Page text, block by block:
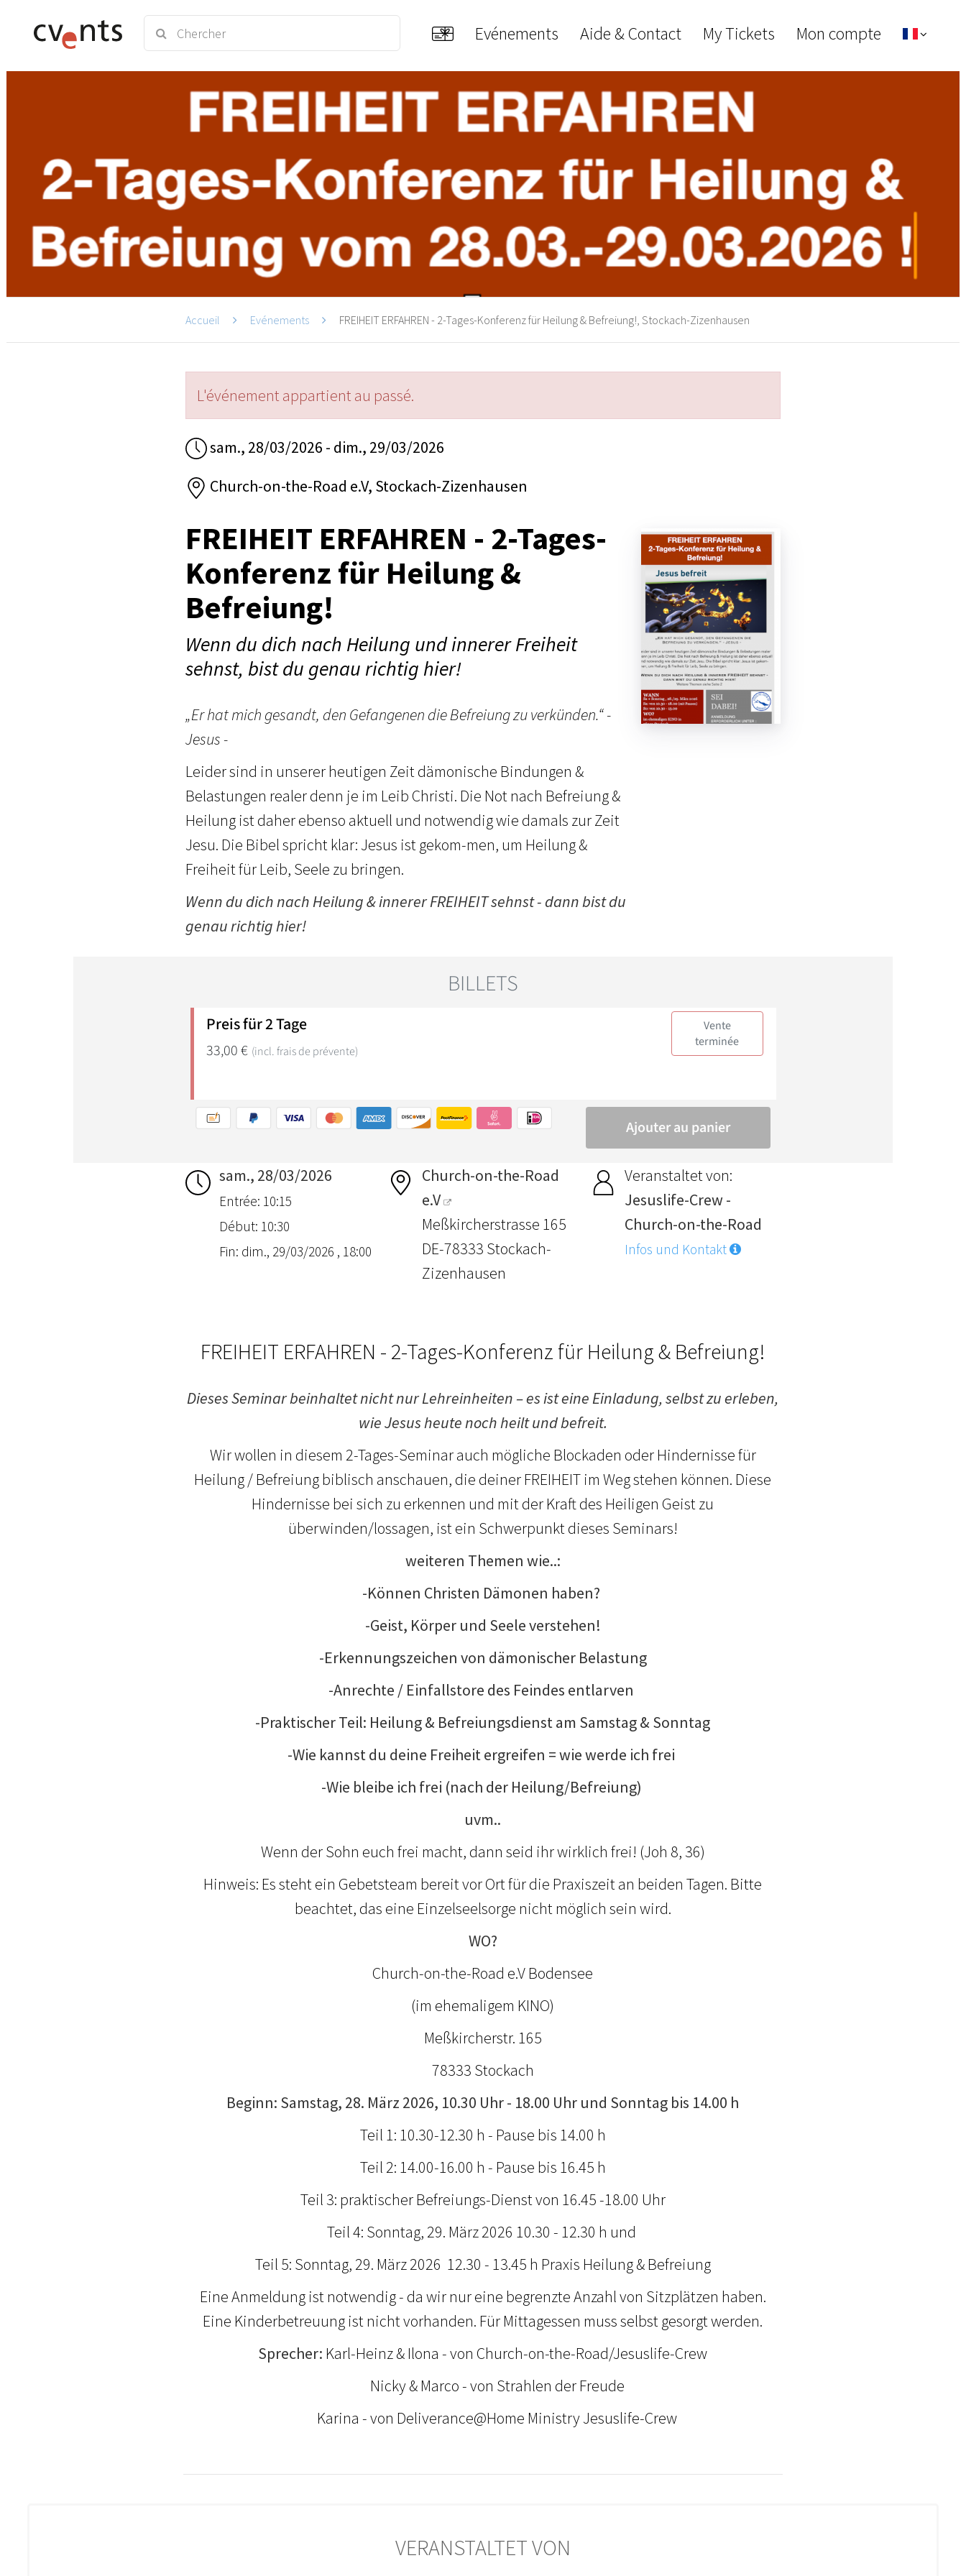
Evénements Aide & Contact My Tickets Mon compte
Accueil Evénements FREIHEIT ERFAHREN - 2-Tages-Konferenz für Heilung & Befreiung!, Stockach-Zizenhausen
L'événement appartient au passé.
sam., 28/03/2026 - dim., 29/03/2026
Church-on-the-Road e.V, Stockach-Zizenhausen
FREIHEIT ERFAHREN - 2-Tages-
Konferenz für Heilung &
Befreiung!
Wenn du dich nach Heilung und innerer Freiheit
sehnst, bist du genau richtig hier!
„Er hat mich gesandt, den Gefangenen die Befreiung zu verkünden.“ -
Jesus -
Leider sind in unserer heutigen Zeit dämonische Bindungen &
Belastungen realer denn je im Leib Christi. Die Not nach Befreiung &
Heilung ist daher ebenso aktuell und notwendig wie damals zur Zeit
Jesu. Die Bibel spricht klar: Jesus ist gekom-men, um Heilung &
Freiheit für Leib, Seele zu bringen.
Wenn du dich nach Heilung & innerer FREIHEIT sehnst - dann bist du
genau richtig hier!
sam., 28/03/2026
Entrée: 10:15
Début: 10:30
Fin: dim., 29/03/2026 , 18:00
Church-on-the-Road
e.V
Meßkircherstrasse 165
DE-78333 Stockach-
Zizenhausen
Veranstaltet von:
Jesuslife-Crew -
Church-on-the-Road
Infos und Kontakt
FREIHEIT ERFAHREN - 2-Tages-Konferenz für Heilung & Befreiung!
Dieses Seminar beinhaltet nicht nur Lehreinheiten – es ist eine Einladung, selbst zu erleben,
wie Jesus heute noch heilt und befreit.
Wir wollen in diesem 2-Tages-Seminar auch mögliche Blockaden oder Hindernisse für
Heilung / Befreiung biblisch anschauen, die deiner FREIHEIT im Weg stehen können. Diese
Hindernisse bei sich zu erkennen und mit der Kraft des Heiligen Geist zu
überwinden/lossagen, ist ein Schwerpunkt dieses Seminars!
weiteren Themen wie..:
-Können Christen Dämonen haben?
-Geist, Körper und Seele verstehen!
-Erkennungszeichen von dämonischer Belastung
-Anrechte / Einfallstore des Feindes entlarven
-Praktischer Teil: Heilung & Befreiungsdienst am Samstag & Sonntag
-Wie kannst du deine Freiheit ergreifen = wie werde ich frei
-Wie bleibe ich frei (nach der Heilung/Befreiung)
uvm..
Wenn der Sohn euch frei macht, dann seid ihr wirklich frei! (Joh 8, 36)
Hinweis: Es steht ein Gebetsteam bereit vor Ort für die Praxiszeit an beiden Tagen. Bitte
beachtet, das eine Einzelseelsorge nicht möglich sein wird.
WO?
Church-on-the-Road e.V Bodensee
(im ehemaligem KINO)
Meßkircherstr. 165
78333 Stockach
Beginn: Samstag, 28. März 2026, 10.30 Uhr - 18.00 Uhr und Sonntag bis 14.00 h
Teil 1: 10.30-12.30 h - Pause bis 14.00 h
Teil 2: 14.00-16.00 h - Pause bis 16.45 h
Teil 3: praktischer Befreiungs-Dienst von 16.45 -18.00 Uhr
Teil 4: Sonntag, 29. März 2026 10.30 - 12.30 h und
Teil 5: Sonntag, 29. März 2026 12.30 - 13.45 h Praxis Heilung & Befreiung
Eine Anmeldung ist notwendig - da wir nur eine begrenzte Anzahl von Sitzplätzen haben.
Eine Kinderbetreuung ist nicht vorhanden. Für Mittagessen muss selbst gesorgt werden.
Sprecher: Karl-Heinz & Ilona - von Church-on-the-Road/Jesuslife-Crew
Nicky & Marco - von Strahlen der Freude
Karina - von Deliverance@Home Ministry Jesuslife-Crew
VERANSTALTET VON